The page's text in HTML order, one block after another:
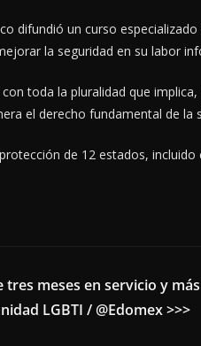
difundió un curso
la seguridad en su labor
toda la pluralidad que
el derecho fundamental de
de 12 estados,
meses en servicio y más
LGBTI / @Edomex >>>